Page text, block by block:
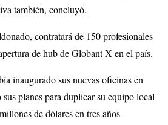
también, concluyó.
contratará de 150 profesionales
de hub de Globant X en el país.
inaugurado sus nuevas oficinas en
planes para duplicar su equipo local
de dólares en tres años